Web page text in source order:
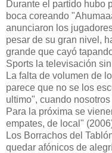
Durante el partido hubo
boca coreando
anunciaron los
pesar de su gran nivel,
grande que cayó
Sports la televisación
La falta de volumen de
parece que no se los
ultimo", cuando
Para la próxima se
empates, de local"
Los Borrachos del
quedar afónicos de